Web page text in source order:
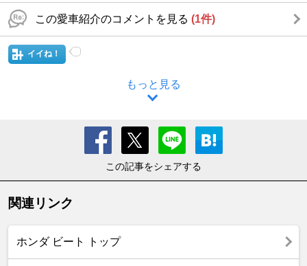
この愛車紹介のコメントを見る (1件)
イイね！
もっと見る
この記事をシェアする
関連リンク
ホンダ ビート トップ